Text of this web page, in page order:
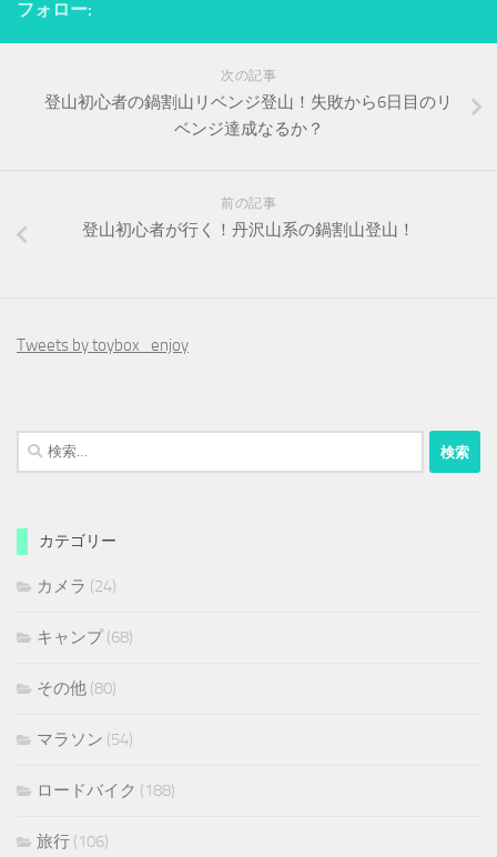
フォロー:
次の記事
登山初心者の鍋割山リベンジ登山！失敗から6日目のリ
ベンジ達成なるか？
前の記事
登山初心者が行く！丹沢山系の鍋割山登山！
Tweets by toybox_enjoy
検
索:
カテゴリー
カメラ (24)
キャンプ(68)
その他 (80)
マラソン (54)
ロードバイク (188)
旅行 (106)